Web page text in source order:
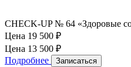
CHECK-UP № 64 «Здоровые
Цена 19 500 ₽
Цена 13 500 ₽
Подробнее
Записаться